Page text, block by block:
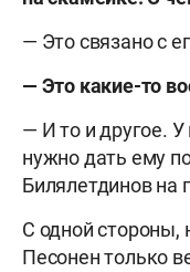
— Это связано с
— Это какие-то
— И то и другое.
нужно дать ему
Билялетдинов на
С одной стороны,
Песонен только